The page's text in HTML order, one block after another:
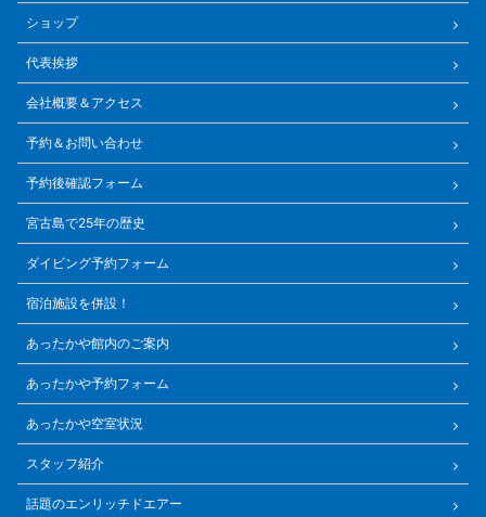
ショップ
代表挨拶
会社概要＆アクセス
予約＆お問い合わせ
予約後確認フォーム
宮古島で25年の歴史
ダイビング予約フォーム
宿泊施設を併設！
あったかや館内のご案内
あったかや予約フォーム
あったかや空室状況
スタッフ紹介
話題のエンリッチドエアー